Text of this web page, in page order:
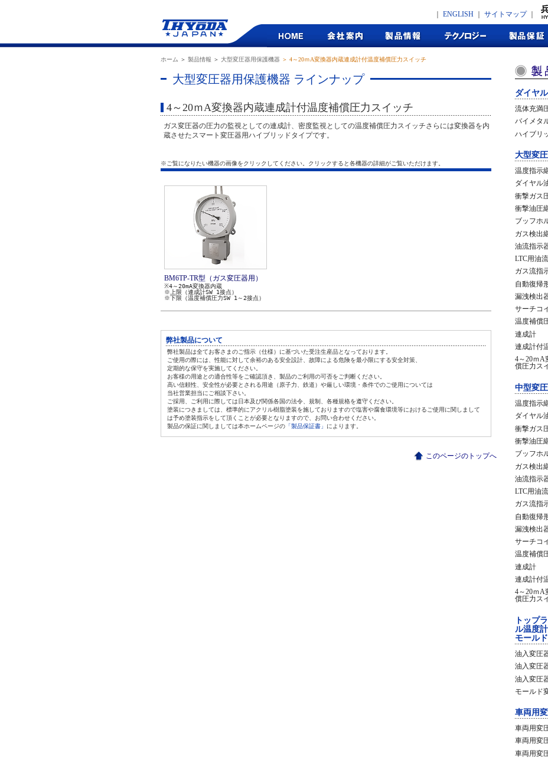
ENGLISH サイトマップ｜
ホーム ＞ 製品情報 ＞ 大型変圧器用保護機器 ＞ 4～20ｍA変換器内蔵連成計付温度補償圧力スイッチ
大型変圧器用保護機器 ラインナップ
4～20ｍA変換器内蔵連成計付温度補償圧力スイッチ
ガス変圧器の圧力の監視としての連成計、密度監視としての温度補償圧力スイッチさらには変換器を内
蔵させたスマート変圧器用ハイブリッドタイプです。
※ご覧になりたい機器の画像をクリックしてください。クリックすると各機器の詳細がご覧いただけます。
BM6TP-TR型（ガス変圧器用）
※4～20mA変換器内蔵
※上限（連成計SW 1接点）
※下限（温度補償圧力SW 1～2接点）
弊社製品について
弊社製品は全てお客さまのご指示（仕様）に基づいた受注生産品となっております。
ご使用の際には、性能に対して余裕のある安全設計、故障による危険を最小限にする安全対策、
定期的な保守を実施してください。
お客様の用途との適合性等をご確認頂き、製品のご利用の可否をご判断ください。
高い信頼性、安全性が必要とされる用途（原子力、鉄道）や厳しい環境・条件でのご使用については
当社営業担当にご相談下さい。
ご採用、ご利用に際しては日本及び関係各国の法令、規制、各種規格を遵守ください。
塗装につきましては、標準的にアクリル樹脂塗装を施しておりますので塩害や腐食環境等におけるご使用に関しまして
は予め塗装指示をして頂くことが必要となりますので、お問い合わせください。
製品の保証に関しましては本ホームページの 「製品保証書」 によります。
このページのトップへ
ダイヤ
流体充満
バイメタ
ハイブリ
大型変
温度指示
ダイヤル
衝撃ガス
衝撃油圧
ブッフホ
ガス検出
油流指示
LTC用油
ガス流指
自動復帰
漏洩検出
サーチコ
温度補償
連成計
連成計付
4～20ｍA
償圧力ス
中型変
温度指示
ダイヤル
衝撃ガス
衝撃油圧
ブッフホ
ガス検出
油流指示
LTC用油
ガス流指
自動復帰
漏洩検出
サーチコ
温度補償
連成計
連成計付
4～20ｍA
償圧力ス
トップ
ル温度
モールド
油入変圧
油入変圧
油入変圧
モールド
車両用
車両用変
車両用変
車両用変